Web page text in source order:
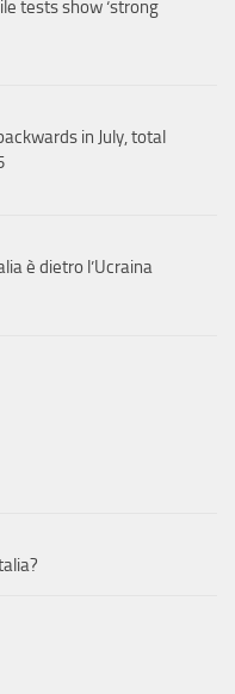
tests show ‘strong
in July, total
è dietro l’Ucraina